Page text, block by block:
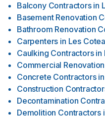
Balcony Contractors in
Basement Renovation
Bathroom Renovation
Carpenters in Les
Caulking Contractors in
Commercial
Concrete Contractors in
Construction
Decontamination
Demolition Contractors